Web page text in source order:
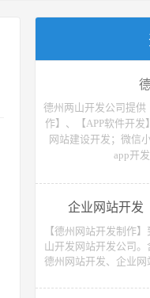
德州两山开发公司提供
作】、【APP软件开
网站建设开发；微信
app开
企业网站开发
【德州网站开发制作】
山开发网站开发公司。
德州网站开发、企业网
务网站开发、网上商城